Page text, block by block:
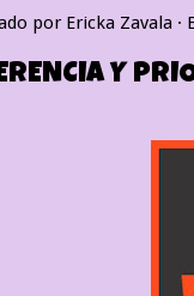
por Ericka Zavala
Y